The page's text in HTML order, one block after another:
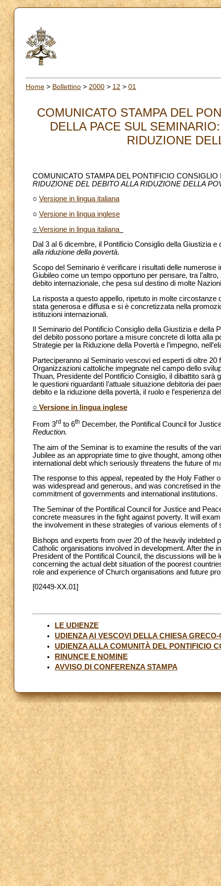
Home > Bollettino > 2000 > 12 > 01
COMUNICATO STAMPA DEL
DELLA PACE SUL
RIDUZIONE
COMUNICATO STAMPA DEL PONTIFICIO
RIDUZIONE DEL DEBITO ALLA RIDUZIONE DELLA
○ Versione in lingua italiana
○ Versione in lingua inglese
○ Versione in lingua italiana
Dal 3 al 6 dicembre, il Pontificio Consiglio della Giustizia
alla riduzione della povertà.
Scopo del Seminario è verificare i risultati delle numerose
Giubileo come un tempo opportuno per pensare, tra
debito internazionale, che pesa sul destino di molte
La risposta a questo appello, ripetuto in molte
stata generosa e diffusa e si è concretizzata nella
istituzioni internazionali.
Il Seminario del Pontificio Consiglio della Giustizia e
del debito possono portare a misure concrete di lotta alla
Strategie per la Riduzione della Povertà e l’impegno,
Parteciperanno al Seminario vescovi ed esperti di oltre
Organizzazioni cattoliche impegnate nel campo dello
Thuan, Presidente del Pontificio Consiglio, il dibattito
le questioni riguardanti l’attuale situazione debitoria dei
debito e la riduzione della povertà, il ruolo e l’esperienza
○ Versione in lingua inglese
From 3rd to 6th December, the Pontifical Council for
Reduction.
The aim of the Seminar is to examine the results of the
Jubilee as an appropriate time to give thought, among
international debt which seriously threatens the future of
The response to this appeal, repeated by the Holy Father
was widespread and generous, and was concretised in
commitment of governments and international institutions.
The Seminar of the Pontifical Council for Justice and
concrete measures in the fight against poverty. It will
the involvement in these strategies of various elements of
Bishops and experts from over 20 of the heavily indebted
Catholic organisations involved in development. After the
President of the Pontifical Council, the discussions will
concerning the actual debt situation of the poorest
role and experience of Church organisations and future
[02449-XX.01]
LE UDIENZE
UDIENZA AI VESCOVI DELLA CHIESA
UDIENZA ALLA COMUNITÀ DEL PONTIFICIO
RINUNCE E NOMINE
AVVISO DI CONFERENZA STAMPA